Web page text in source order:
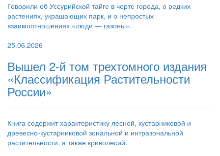
Говорили об Уссурийской тайге в черте города, о редких
растениях, украшающих парк, и о непростых
взаимоотношениях «люди — газоны».
25.06.2026
Вышел 2-й том трехтомного издания
«Классификация Растительности
России»
Книга содержит характеристику лесной, кустарниковой и
древесно-кустарниковой зональной и интразональной
растительности, а также криволесий.